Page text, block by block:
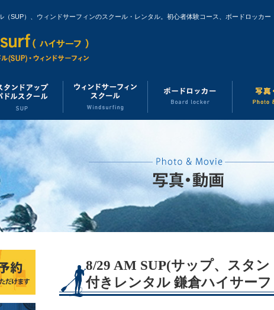
（SUP）、ウィンドサーフィンのスクール・レンタル。初心者体験コース、ボードロッカー
8/29 AM SUP(サップ、スタ
付きレンタル 鎌倉ハイサーフ